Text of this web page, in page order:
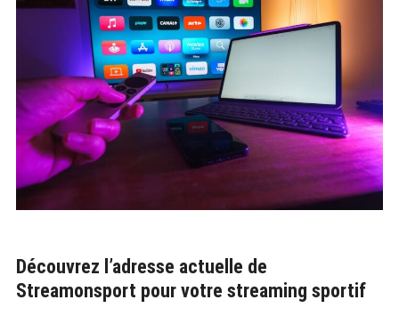
Découvrez l’adresse actuelle de
Streamonsport pour votre streaming sportif